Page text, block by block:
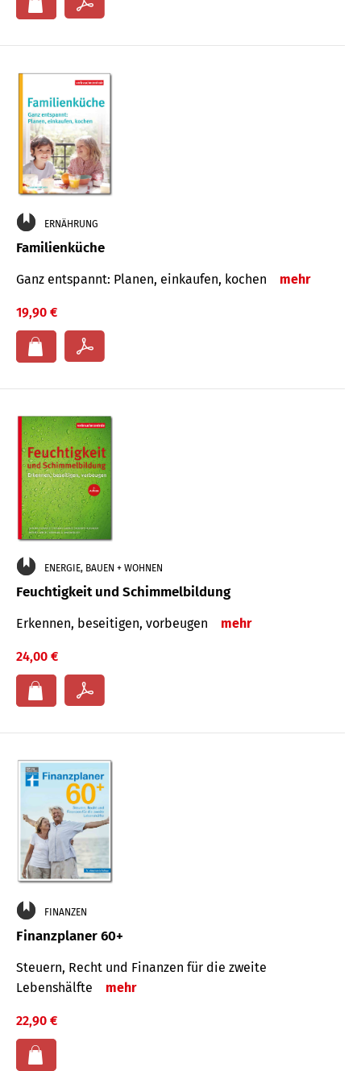
ERNÄHRUNG
Familienküche
Ganz entspannt: Planen, einkaufen, kochen mehr
19,90 €
ENERGIE, BAUEN + WOHNEN
Feuchtigkeit und Schimmelbildung
Erkennen, beseitigen, vorbeugen mehr
24,00 €
FINANZEN
Finanzplaner 60+
Steuern, Recht und Finanzen für die zweite
Lebenshälfte
mehr
22,90 €